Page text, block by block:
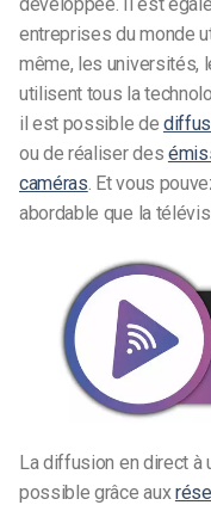
développée. Il est
entreprises du monde
même, les universités,
utilisent tous la
il est possible de
ou de réaliser des
caméras. Et vous
abordable que la
La diffusion en direct à
possible grâce aux